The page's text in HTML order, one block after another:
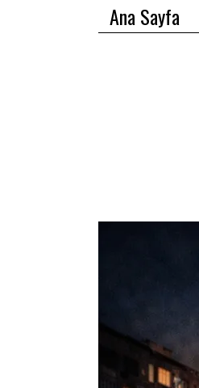
Ana Sayfa